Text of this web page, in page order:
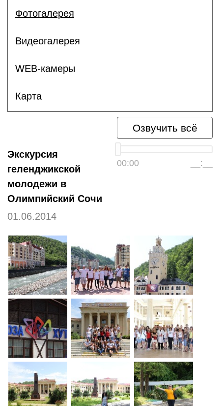
Фотогалерея
Видеогалерея
WEB-камеры
Карта
Озвучить всё
00:00 __:__
Экскурсия
геленджикской
молодежи в
Олимпийский Сочи
01.06.2014